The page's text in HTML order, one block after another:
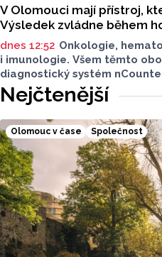
V Olomouci mají přístroj,
Výsledek zvládne během
dnes 12:52 Onkologie,
i imunologie. Všem těmto
diagnostický systém
správném určení příčin obtíží i
nasazení účinné léčby.
Nejčtenější
Olomouc v čase Společnost